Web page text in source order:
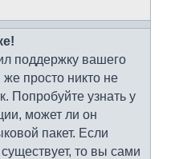
поддержку вашего
просто никто не
Попробуйте узнать у
может ли он
пакет. Если
то вы сами